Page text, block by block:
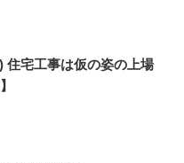
住宅工事は仮の姿の上場